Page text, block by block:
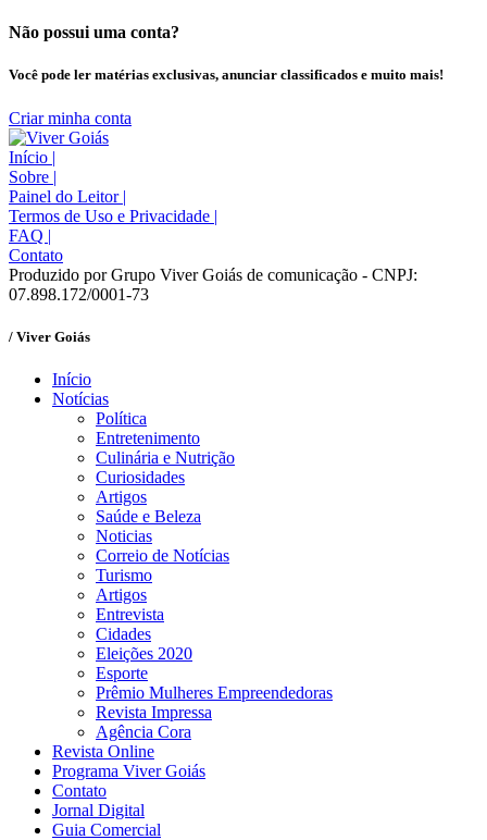
Não possui uma conta?
Você pode ler matérias exclusivas, anunciar classificados e muito mais!
Criar minha conta
Início |
Sobre |
Painel do Leitor |
Termos de Uso e Privacidade |
FAQ |
Contato
Produzido por Grupo Viver Goiás de comunicação - CNPJ:
07.898.172/0001-73
/ Viver Goiás
Início
Notícias
Política
Entretenimento
Culinária e Nutrição
Curiosidades
Artigos
Saúde e Beleza
Noticias
Correio de Notícias
Turismo
Artigos
Entrevista
Cidades
Eleições 2020
Esporte
Prêmio Mulheres Empreendedoras
Revista Impressa
Agência Cora
Revista Online
Programa Viver Goiás
Contato
Jornal Digital
Guia Comercial